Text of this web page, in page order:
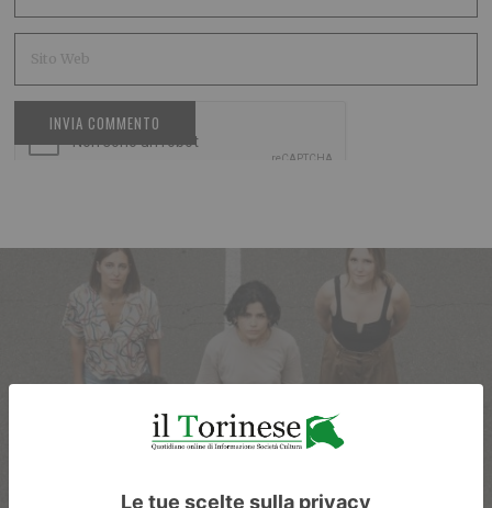
Ghëddo, il progetto innovativo
che promuove l’arte a Torino